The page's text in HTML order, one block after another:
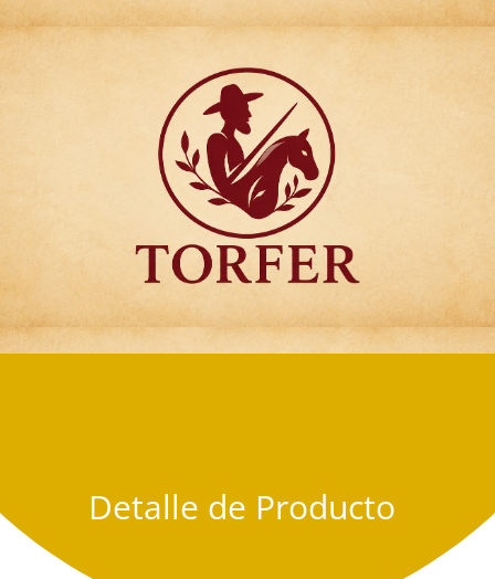
Articulos para
Regalo Torfer.
Detalle de Producto